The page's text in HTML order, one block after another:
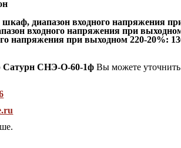
диапазон входного напряжения
входного напряжения при
напряжения при выходном 220-20%:
Сатурн СНЭ-О-60-1фВы можете